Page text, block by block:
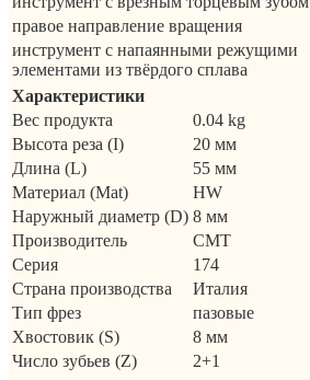
правое направление вращения
инструмент с напаянными режущими
элементами из твёрдого сплава
Характеристики
Вес продукта
0.04 kg
Высота реза (I)
20 мм
Длина (L)
55 мм
Материал (Mat)
HW
Наружный диаметр (D) 8 мм
Производитель
CMT
Серия
174
Страна производства
Италия
Тип фрез
пазовые
Хвостовик (S)
8 мм
Число зубьев (Z)
2+1